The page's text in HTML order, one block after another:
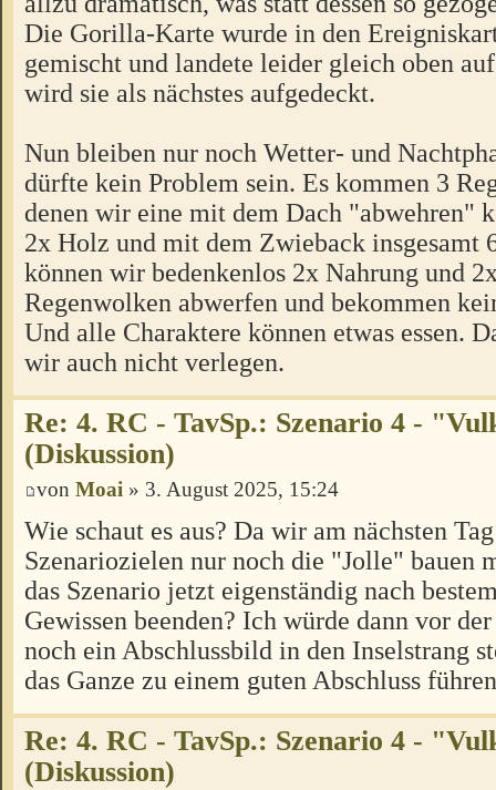
Die Gorilla-Karte wurde in den
gemischt und landete leider gleich oben
wird sie als nächstes aufgedeckt.
Nun bleiben nur noch Wetter- und
dürfte kein Problem sein. Es kommen 3
denen wir eine mit dem Dach "abwehren"
2x Holz und mit dem Zwieback insgesamt
können wir bedenkenlos 2x Nahrung und
Regenwolken abwerfen und bekommen
Und alle Charaktere können etwas essen.
wir auch nicht verlegen.
Re: 4. RC - TavSp.: Szenario 4 -
(Diskussion)
von Moai » 3. August 2025, 15:24
Wie schaut es aus? Da wir am nächsten
Szenariozielen nur noch die "Jolle" bauen
das Szenario jetzt eigenständig nach
Gewissen beenden? Ich würde dann vor
noch ein Abschlussbild in den Inselstrang
das Ganze zu einem guten Abschluss
Re: 4. RC - TavSp.: Szenario 4 -
(Diskussion)